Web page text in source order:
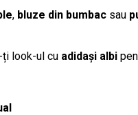
, bluze din bumbac sau
look-ul cu adidași albi